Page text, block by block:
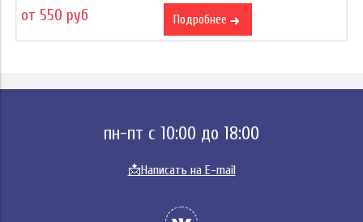
от 550 руб
Подробнее
пн-пт с 10:00 до 18:00
📩Написать на E-mail